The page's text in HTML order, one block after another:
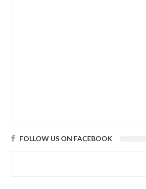
FOLLOW US ON FACEBOOK